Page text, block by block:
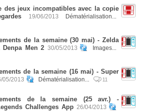
des jeux incompatibles avec la copie
19/06/2013 Dématérialisation...
de la semaine (30 mai) - Zelda
Denpa Men 2 30/05/2013 Images...
de la semaine (16 mai) - Super
05/2013 Dématérialisation... 11
de la semaine (25 avr.) -
Challenges App 26/04/2013